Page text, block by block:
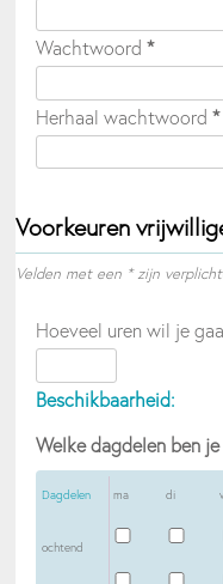
Wachtwoord*
Herhaal wachtwoord*
Voorkeuren
Velden met een * zijn
Hoeveel uren wil je
Beschikbaarheid:
Welke dagdelen ben
Dagdelen
ochtend
ma di